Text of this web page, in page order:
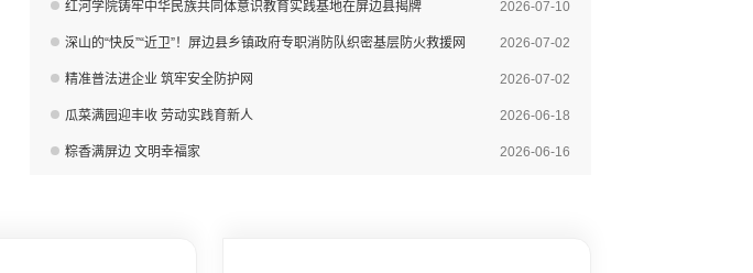
红河学院铸牢中华民族共同体意识教育实践基地在屏边县揭牌 2026-07-10
深山的“快反”“近卫”！屏边县乡镇政府专职消防队织密基层防火救援网 2026-07-02
精准普法进企业 筑牢安全防护网 2026-07-02
瓜菜满园迎丰收 劳动实践育新人 2026-06-18
粽香满屏边 文明幸福家 2026-06-16